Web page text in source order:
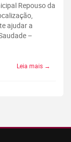
Repouso da
ajudar a
–
Leia mais →